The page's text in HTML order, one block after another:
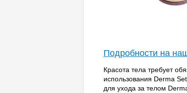
Подробности на
Красота тела требует
использования Derma
для ухода за телом